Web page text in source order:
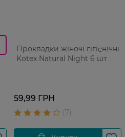
Прокладки жіночі гігієнічні
Kotex Natural Night 6 шт
59,99 ГРН